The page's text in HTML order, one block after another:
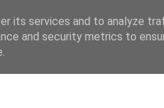
its services and to analyze
and security metrics to